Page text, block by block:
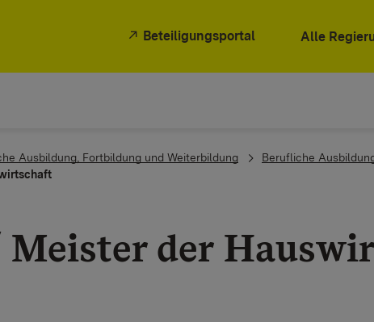
Beteiligungsportal Alle
Ausbildung, Fortbildung und Weiterbildung
Berufliche
der